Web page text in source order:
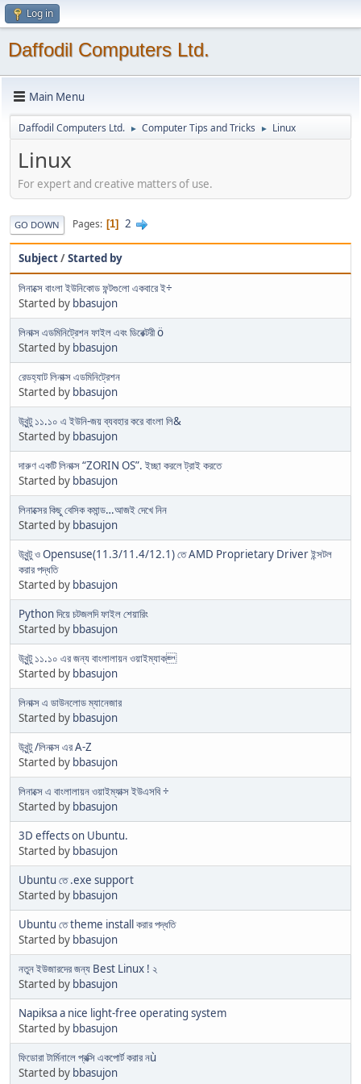
Log in
Daffodil Computers Ltd.
Main Menu
Daffodil Computers Ltd. ► Computer Tips and Tricks ► Linux
Linux
For expert and creative matters of use.
GO DOWN Pages 1 2
Subject/Started by
লিনাক্সে বাংলা ইউনিকোড ফন্টগুলো একবারে ই÷
Started by bbasujon
লিনাক্স এডমিনিট্রেশন ফাইল এবং ডিরেক্টরী ö
Started by bbasujon
রেডহ্যাট লিনাক্স এডমিনিট্রেশন
Started by bbasujon
উবুন্টু ১১.১০ এ ইউনি-জয় ব্যবহার করে বাংলা লি&
Started by bbasujon
দারুণ একটি লিনাক্স “ZORIN OS”. ইচ্ছা করলে ট্রাই করতে
Started by bbasujon
লিনাক্সের কিছু বেসিক কমান্ড…আজই দেখে নিন
Started by bbasujon
উবুন্টু ও Opensuse(11.3/11.4/12.1) তে AMD Proprietary Driver ইন্সটল
করার পদ্ধতি
Started by bbasujon
Python দিয়ে চটজলদি ফাইল শেয়ারিং
Started by bbasujon
উবুন্টু ১১.১০ এর জন্য বাংলালায়ন ওয়াইম্যাক
Started by bbasujon
লিনাক্স এ ডাউনলোড ম্যানেজার
Started by bbasujon
উবুন্টু /লিনাক্স এর A-Z
Started by bbasujon
লিনাক্সে এ বাংলালায়ন ওয়াইম্যাক্স ইউএসবি ÷
Started by bbasujon
3D effects on Ubuntu.
Started by bbasujon
Ubuntu তে .exe support
Started by bbasujon
Ubuntu তে theme install করার পদ্ধতি
Started by bbasujon
নতুন ইউজারদের জন্য Best Linux ! ২
Started by bbasujon
Napiksa a nice light-free operating system
Started by bbasujon
ফিডোরা টার্মিনালে প্রক্সি একপোর্ট করার নù
Started by bbasujon